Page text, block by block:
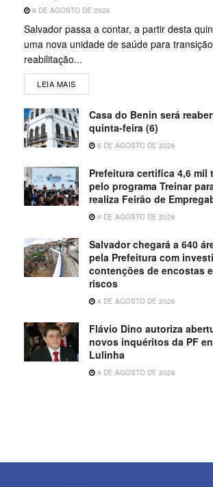
6 DE AGOSTO DE 2026
Salvador passa a contar, a partir desta
uma nova unidade de saúde para
reabilitação...
LEIA MAIS
Casa do Benin será
quinta-feira (6)
6 DE AGOSTO DE 2026
Prefeitura certifica 4,6 mil
pelo programa Treinar
realiza Feirão de
4 DE AGOSTO DE 2026
Salvador chegará a 640
pela Prefeitura com
contenções de encostas
riscos
4 DE AGOSTO DE 2026
Flávio Dino autoriza
novos inquéritos da PF
Lulinha
4 DE AGOSTO DE 2026